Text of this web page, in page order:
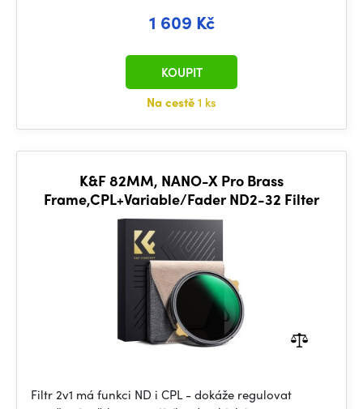
1 609 Kč
Na cestě1 ks
KOUPIT
K&F 82MM, NANO-X Pro Brass
Frame,CPL+Variable/Fader ND2-32 Filter
Filtr 2v1 má funkci ND i CPL - dokáže regulovat